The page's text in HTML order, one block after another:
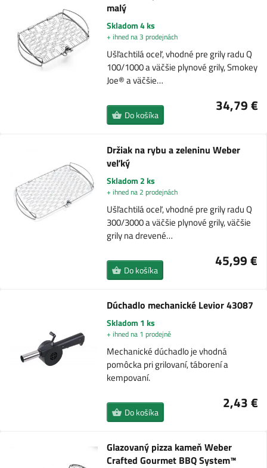
malý
Skladom 4 ks
+ ihned na 3 prodejnách
Ušľachtilá oceľ, vhodné pre grily radu Q
100/1000 a väčšie plynové grily, Smokey
Joe® a väčšie…
34,79 €
Do košíka
Držiak na rybu a zeleninu Weber
veľký
Skladom 2 ks
+ ihned na 2 prodejnách
Ušľachtilá oceľ, vhodné pre grily radu Q
300/3000 a väčšie plynové grily, väčšie
grily na drevené…
45,99 €
Do košíka
Dúchadlo mechanické Levior 43087
Skladom 1 ks
+ ihned na 1 prodejně
Mechanické dúchadlo je vhodná
pomôcka pri grilovaní, táborení a
kempovaní.
2,43 €
Do košíka
Glazovaný pizza kameň Weber
Crafted Gourmet BBQ System™